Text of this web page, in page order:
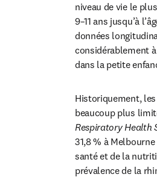
niveau de vie le
9–11 ans jusqu’à
données
considérablement
dans la petite
Historiquement,
beaucoup plus
Respiratory Health
31,8 % à
santé et de la
prévalence de la